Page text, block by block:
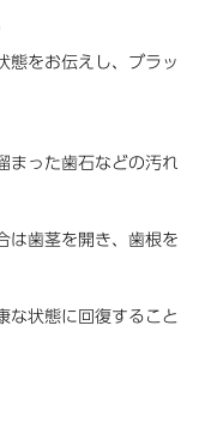
態をお伝えし、ブラッ
まった歯石などの汚れ
は歯茎を開き、歯根を
な状態に回復すること